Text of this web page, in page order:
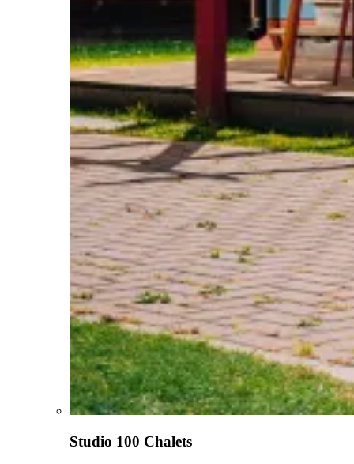
Studio 100 Chalets